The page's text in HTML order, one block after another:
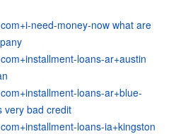
need-money-now what are
loans-ar+austin
loans-ar+blue-
very bad credit
loans-ia+kingston